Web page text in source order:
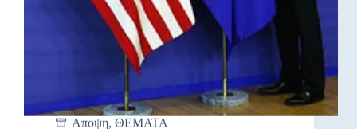
Άποψη ΘΕΜΑΤΑ